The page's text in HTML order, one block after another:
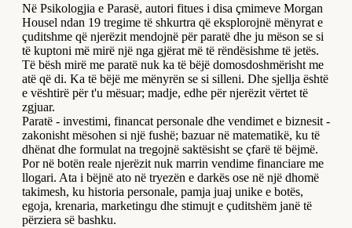
Në Psikologjia e Parasë, autori fitues i disa çmimeve Morgan
Housel ndan 19 tregime të shkurtra që eksplorojnë mënyrat e
çuditshme që njerëzit mendojnë për paratë dhe ju mëson se si
të kuptoni më mirë një nga gjërat më të rëndësishme të jetës.
Të bësh mirë me paratë nuk ka të bëjë domosdoshmërisht me
atë që di. Ka të bëjë me mënyrën se si silleni. Dhe sjellja është
e vështirë për t'u mësuar; madje, edhe për njerëzit vërtet të
zgjuar.
Paratë - investimi, financat personale dhe vendimet e biznesit -
zakonisht mësohen si një fushë; bazuar në matematikë, ku të
dhënat dhe formulat na tregojnë saktësisht se çfarë të bëjmë.
Por në botën reale njerëzit nuk marrin vendime financiare me
llogari. Ata i bëjnë ato në tryezën e darkës ose në një dhomë
takimesh, ku historia personale, pamja juaj unike e botës,
egoja, krenaria, marketingu dhe stimujt e çuditshëm janë të
përziera së bashku.